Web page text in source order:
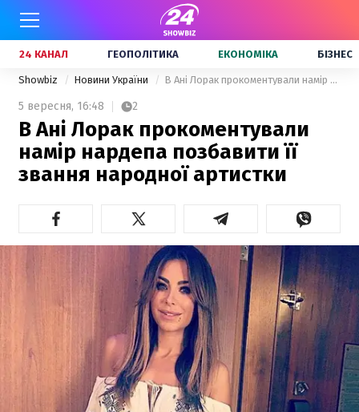
24 КАНАЛ ГЕОПОЛІТИКА ЕКОНОМІКА БІЗНЕС
Showbiz Новини України В Ані Лорак прокоментували намір нардепа позбавити її звання народної артистки
5 вересня, 16:48 2
В Ані Лорак прокоментували
намір нардепа позбавити її
звання народної артистки